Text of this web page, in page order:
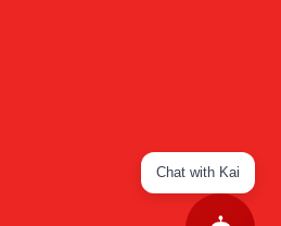
Chat with Kai